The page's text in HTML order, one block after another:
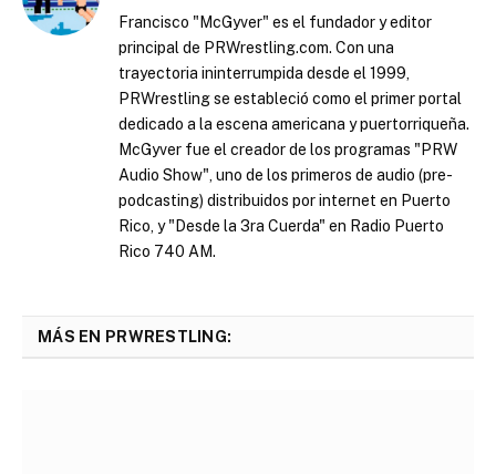
Francisco "McGyver" es el fundador y editor
principal de PRWrestling.com. Con una
trayectoria ininterrumpida desde el 1999,
PRWrestling se estableció como el primer portal
dedicado a la escena americana y puertorriqueña.
McGyver fue el creador de los programas "PRW
Audio Show", uno de los primeros de audio (pre-
podcasting) distribuidos por internet en Puerto
Rico, y "Desde la 3ra Cuerda" en Radio Puerto
Rico 740 AM.
MÁS EN PRWRESTLING: